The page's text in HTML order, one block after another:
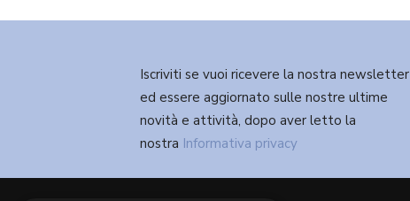
Iscriviti se vuoi ricevere la nostra newsletter
ed essere aggiornato sulle nostre ultime
novità e attività, dopo aver letto la
nostra Informativa privacy